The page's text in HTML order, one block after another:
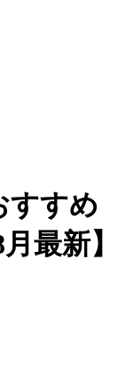
すすめ
最新】